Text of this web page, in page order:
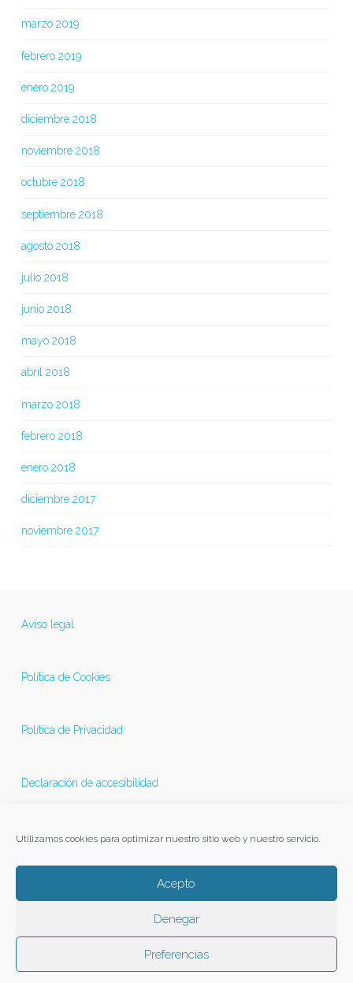
Utilizamos cookies para optimizar nuestro sitio web y nuestro servicio.
Acepto
Denegar
Preferencias
marzo 2019
febrero 2019
enero 2019
diciembre 2018
noviembre 2018
octubre 2018
septiembre 2018
agosto 2018
julio 2018
junio 2018
mayo 2018
abril 2018
marzo 2018
febrero 2018
enero 2018
diciembre 2017
noviembre 2017
Aviso legal
Política de Cookies
Política de Privacidad
Declaración de accesibilidad